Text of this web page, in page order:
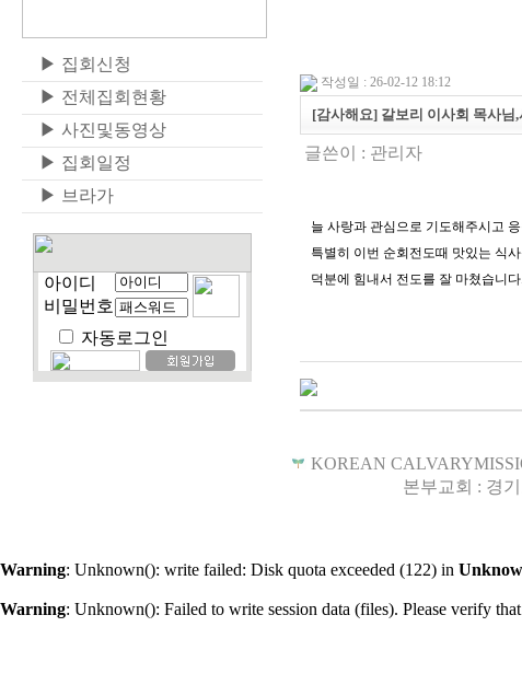
▶ 집회신청
▶ 전체집회현황
▶ 사진및동영상
▶ 집회일정
▶ 브라가
아이디
비밀번호
자동로그인
작성일 : 26-02-12 18:12
[감사해요] 갈보리 이사회 목사님,
글쓴이 : 관리자
늘 사랑과 관심으로 기도해주시고
특별히 이번 순회전도때 맛있는 식
덕분에 힘내서 전도를 잘 마쳤습니
KOREAN
본부교회 : 경
Warning: Unknown(): write failed: Disk quota exceeded (122) in
Warning: Unknown(): Failed to write session data (files). Please verify